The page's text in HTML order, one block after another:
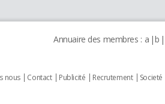
Annuaire des membres : a b
nous Contact Publicité Recrutement Societé